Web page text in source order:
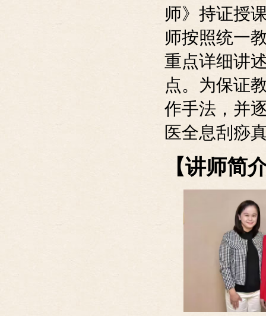
师》持证授
师按照统一
重点详细讲
点。为保证
作手法，并
医全息刮痧
【讲师简